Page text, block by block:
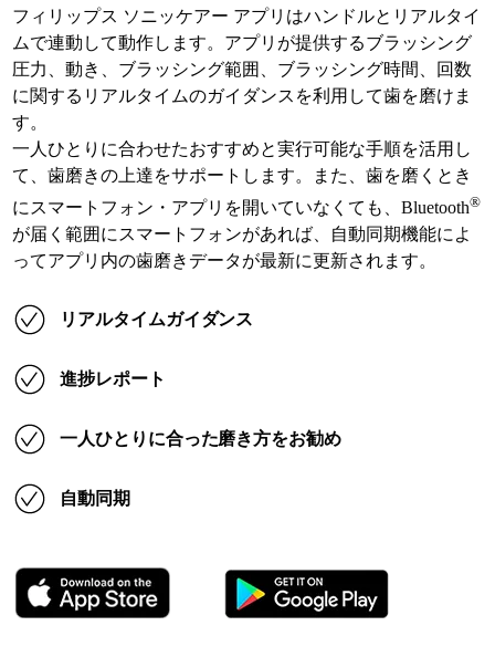
フィリップス ソニッケアー アプリはハンドルとリアルタイ
ムで連動して動作します。アプリが提供するブラッシング
圧力、動き、ブラッシング範囲、ブラッシング時間、回数
に関するリアルタイムのガイダンスを利用して歯を磨けま
す。
一人ひとりに合わせたおすすめと実行可能な手順を活用し
て、歯磨きの上達をサポートします。また、歯を磨くとき
にスマートフォン・アプリを開いていなくても、Bluetooth®
が届く範囲にスマートフォンがあれば、自動同期機能によ
ってアプリ内の歯磨きデータが最新に更新されます。
リアルタイムガイダンス
進捗レポート
一人ひとりに合った磨き方をお勧め
自動同期